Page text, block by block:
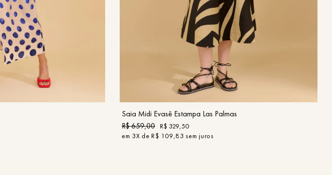
46 36 38 40 42
COMPRAR
Saia Midi Evasê Estampa Las Palmas
R$659,00 R$ 329,50
em 3X deR$ 109,83 sem juros